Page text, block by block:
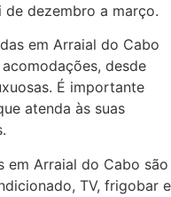
dezembro a março.
em Arraial do Cabo
desde
É importante
atenda às suas
em Arraial do Cabo são
TV, frigobar e